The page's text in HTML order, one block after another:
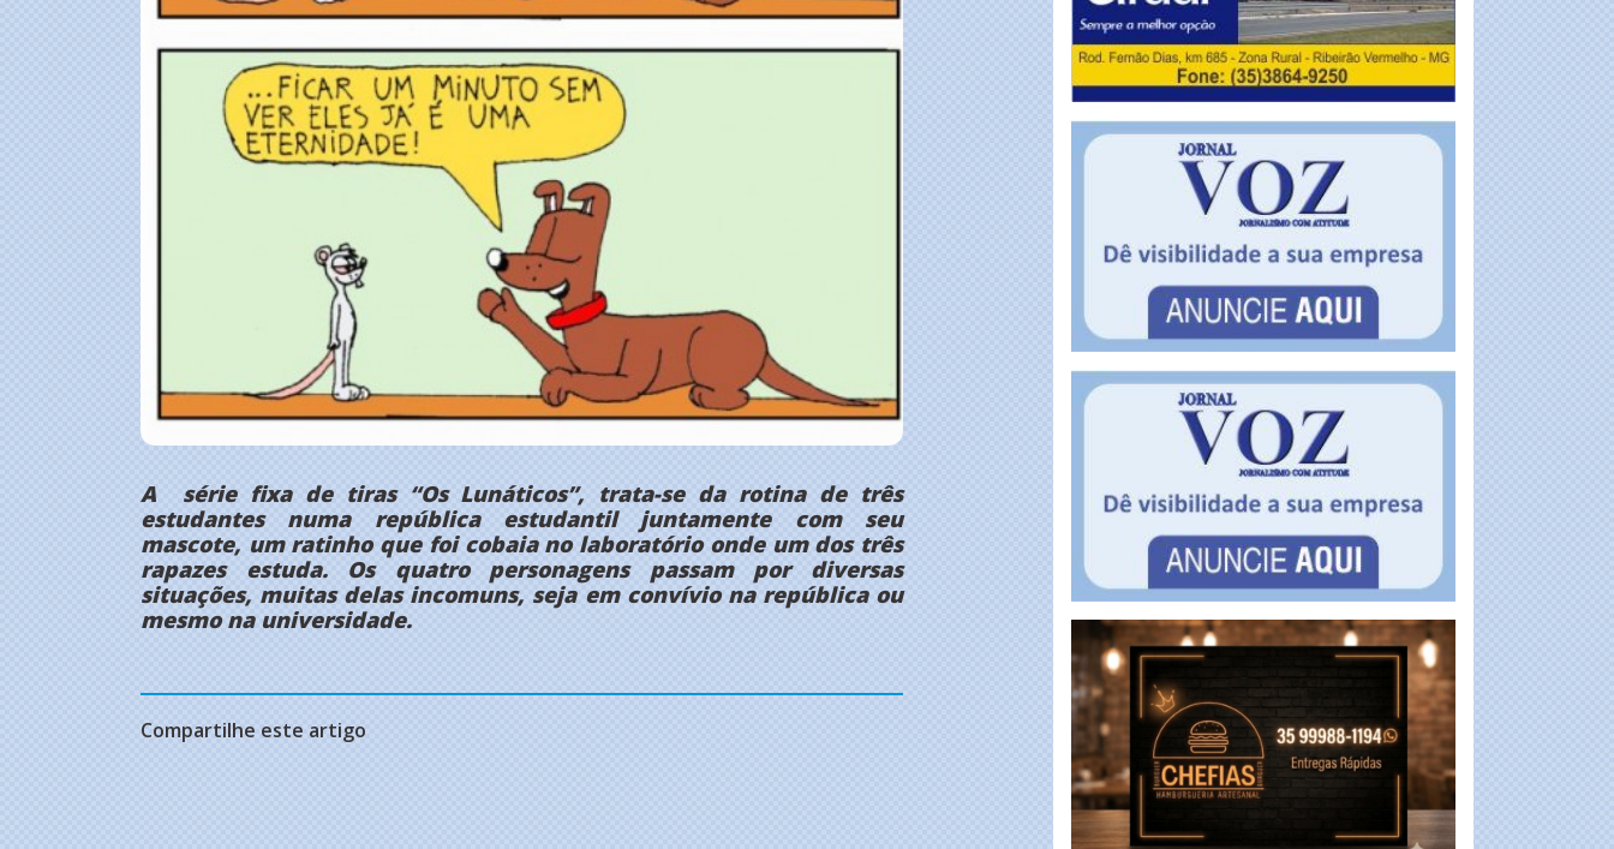
A série fixa de tiras “Os Lunáticos”, trata-se da rotina de três
estudantes numa república estudantil juntamente com seu
mascote, um ratinho que foi cobaia no laboratório onde um dos três
rapazes estuda. Os quatro personagens passam por diversas
situações, muitas delas incomuns, seja em convívio na república ou
mesmo na universidade.
Compartilhe este artigo